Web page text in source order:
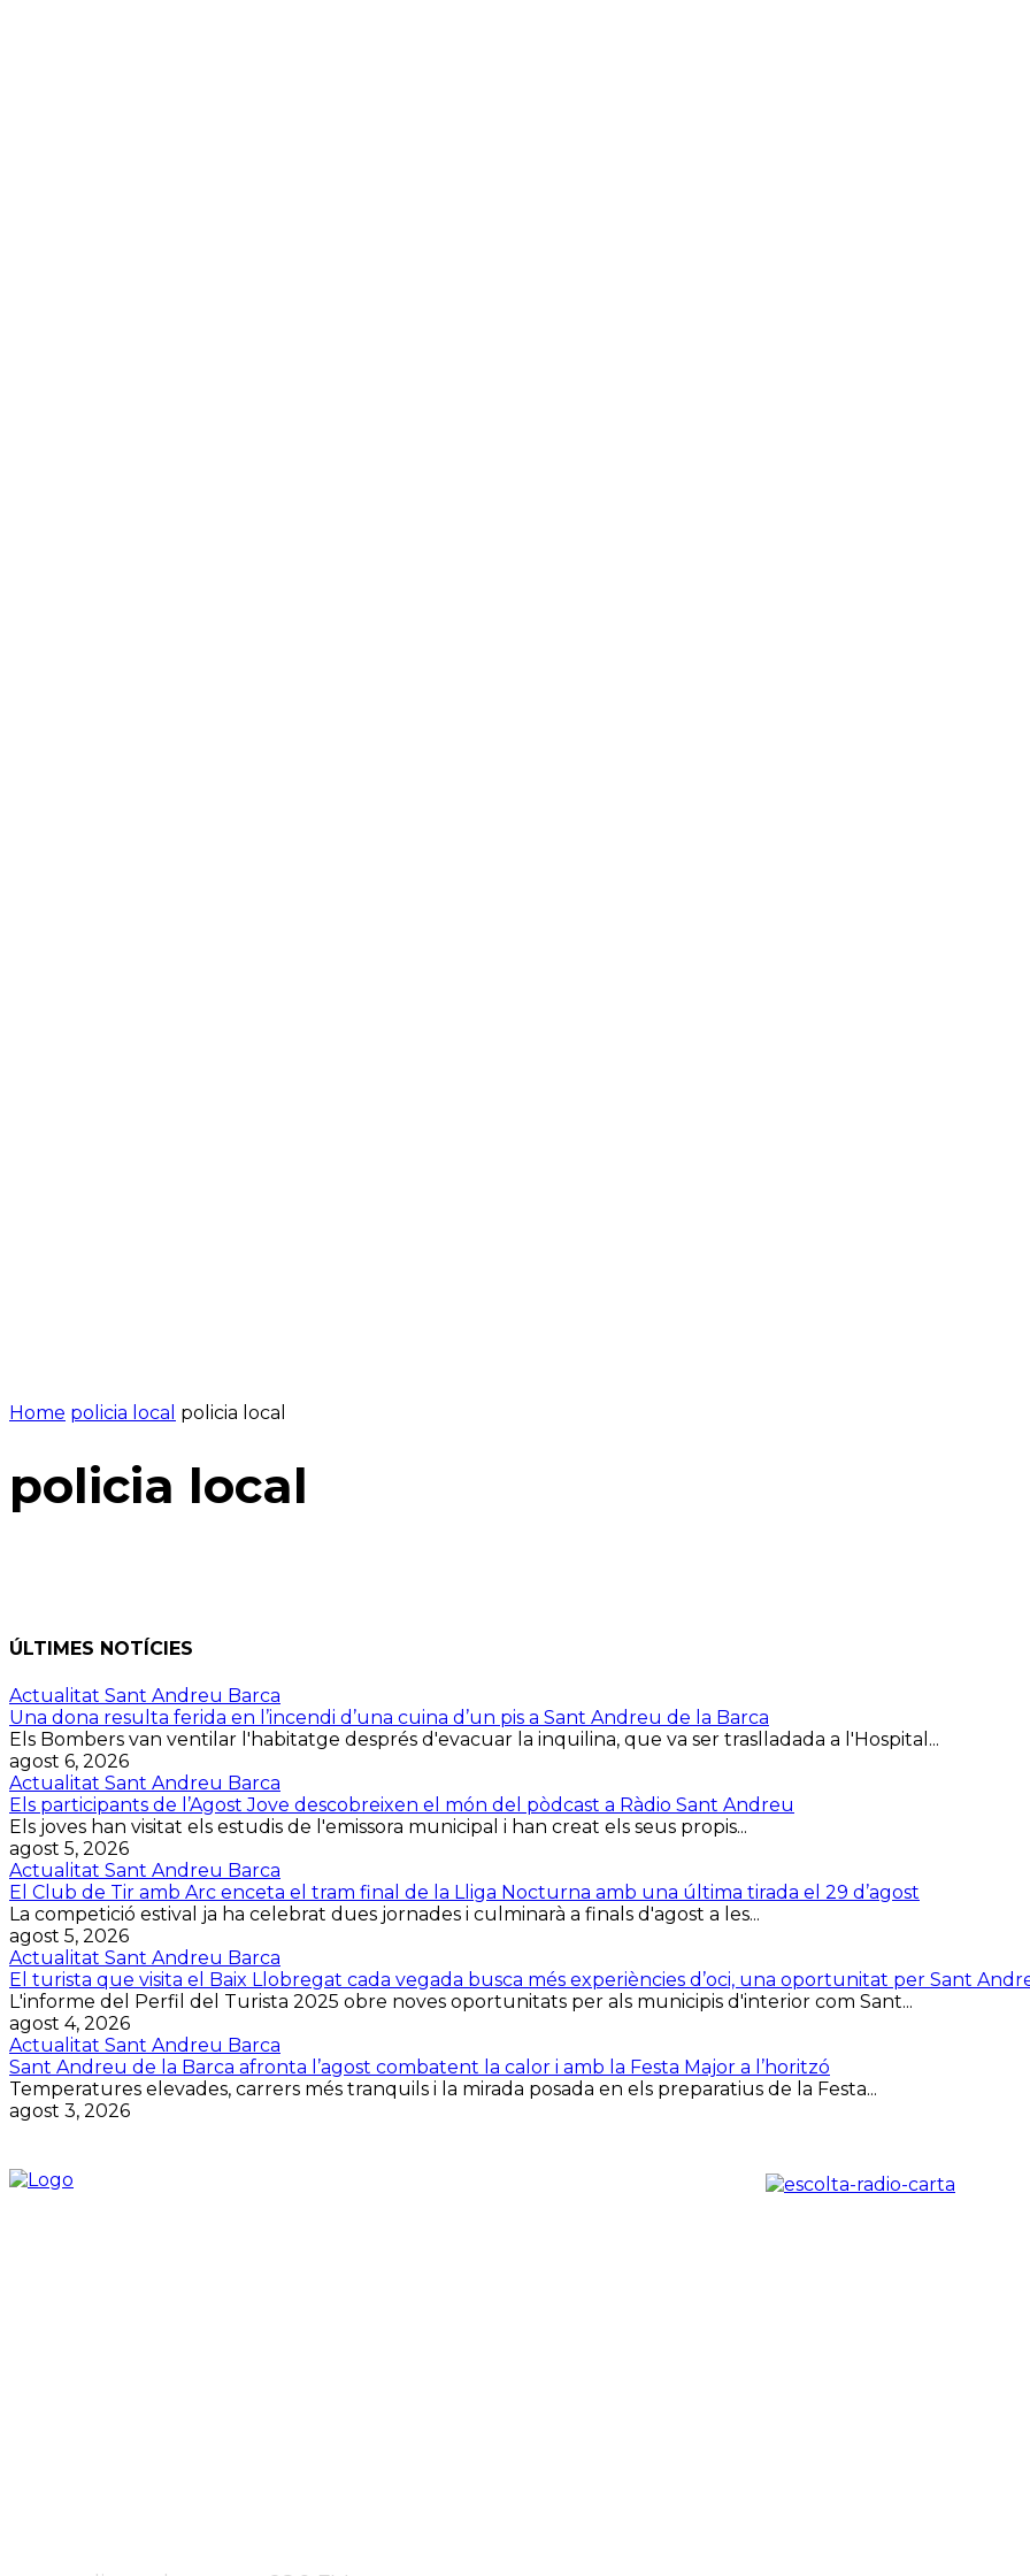
Home policia local policia local
policia local
ÚLTIMES NOTÍCIES
Actualitat Sant Andreu Barca
Una dona resulta ferida en l’incendi d’una cuina d’un pis a Sant Andreu de la Barca
Els Bombers van ventilar l'habitatge després d'evacuar la inquilina, que va ser traslladada a l'Hospital...
agost 6, 2026
Actualitat Sant Andreu Barca
Els participants de l’Agost Jove descobreixen el món del pòdcast a Ràdio Sant Andreu
Els joves han visitat els estudis de l'emissora municipal i han creat els seus propis...
agost 5, 2026
Actualitat Sant Andreu Barca
El Club de Tir amb Arc enceta el tram final de la Lliga Nocturna amb una última tirada el 29 d’agost
La competició estival ja ha celebrat dues jornades i culminarà a finals d'agost a les...
agost 5, 2026
Actualitat Sant Andreu Barca
El turista que visita el Baix Llobregat cada vegada busca més experiències d’oci, una oportunitat per Sant
L'informe del Perfil del Turista 2025 obre noves oportunitats per als municipis d'interior com Sant...
agost 4, 2026
Actualitat Sant Andreu Barca
Sant Andreu de la Barca afronta l’agost combatent la calor i amb la Festa Major a l’horitzó
Temperatures elevades, carrers més tranquils i la mirada posada en els preparatius de la Festa...
agost 3, 2026